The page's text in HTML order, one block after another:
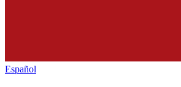
Español